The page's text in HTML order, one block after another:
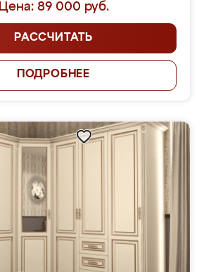
Цена: 89 000 руб.
РАССЧИТАТЬ
ПОДРОБНЕЕ